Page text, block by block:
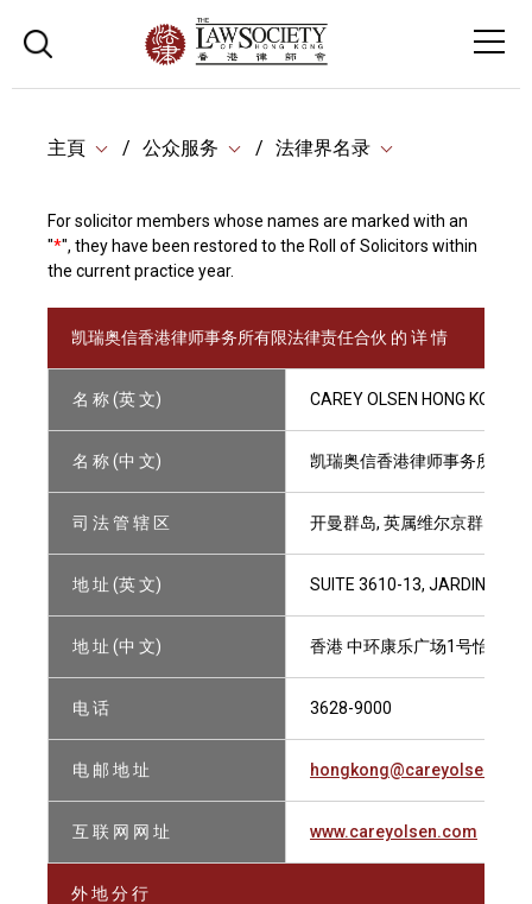
主頁 公众服务 法律界名录
For solicitor members whose names are marked with an
"*", they have been restored to the Roll of Solicitors within
the current practice year.
凯瑞奥信香港律师事务所有限法律责任合伙 的 详 情
名 称 (英 文) CAREY OLSEN HONG KONG
名 称 (中 文) 凯瑞奥信香港律师事务所有限
司 法 管 辖 区 开曼群岛, 英属维尔京群岛, 百
地 址 (英 文) SUITE 3610-13, JARDINE
地 址 (中 文) 香港 中环康乐广场1号怡和大
电 话 3628-9000
电 邮 地 址 hongkong@careyolsen.com
互 联 网 网 址 www.careyolsen.com
外 地 分 行